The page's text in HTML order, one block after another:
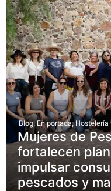
Blog, En portada, Hostelería
Mujeres de
fortalecen
impulsar
pescados y